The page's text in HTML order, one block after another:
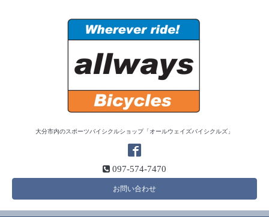
大分市内のスポーツバイシクルショップ「オールウェイズバイシクルズ」
097-574-7470
お問い合わせ